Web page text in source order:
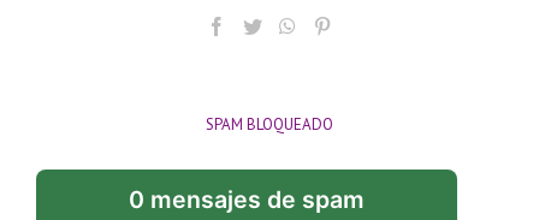
SPAM BLOQUEADO
0 mensajes de spam